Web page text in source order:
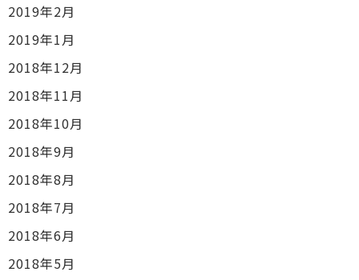
2019年2月
2019年1月
2018年12月
2018年11月
2018年10月
2018年9月
2018年8月
2018年7月
2018年6月
2018年5月